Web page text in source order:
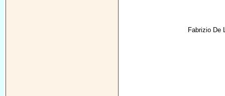
Fabrizio De